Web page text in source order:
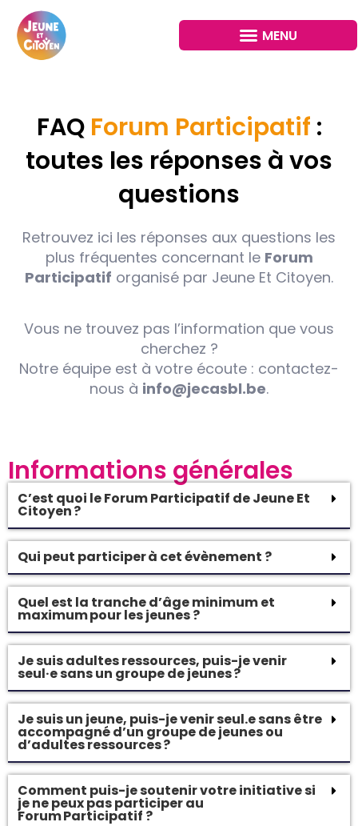
FAQ Forum Participatif :
toutes les réponses à vos
questions
Retrouvez ici les réponses aux questions les
plus fréquentes concernant le Forum
Participatif organisé par Jeune Et Citoyen.
Vous ne trouvez pas l’information que vous
cherchez ?
Notre équipe est à votre écoute : contactez-
nous à info@jecasbl.be.
Informations générales
C’est quoi le Forum Participatif de Jeune Et
Citoyen ?
Qui peut participer à cet évènement ?
Quel est la tranche d’âge minimum et
maximum pour les jeunes ?
Je suis adultes ressources, puis-je venir
seul·e sans un groupe de jeunes ?
Je suis un jeune, puis-je venir seul.e sans être
accompagné d’un groupe de jeunes ou
d’adultes ressources ?
Comment puis-je soutenir votre initiative si
je ne peux pas participer au
Forum Participatif ?